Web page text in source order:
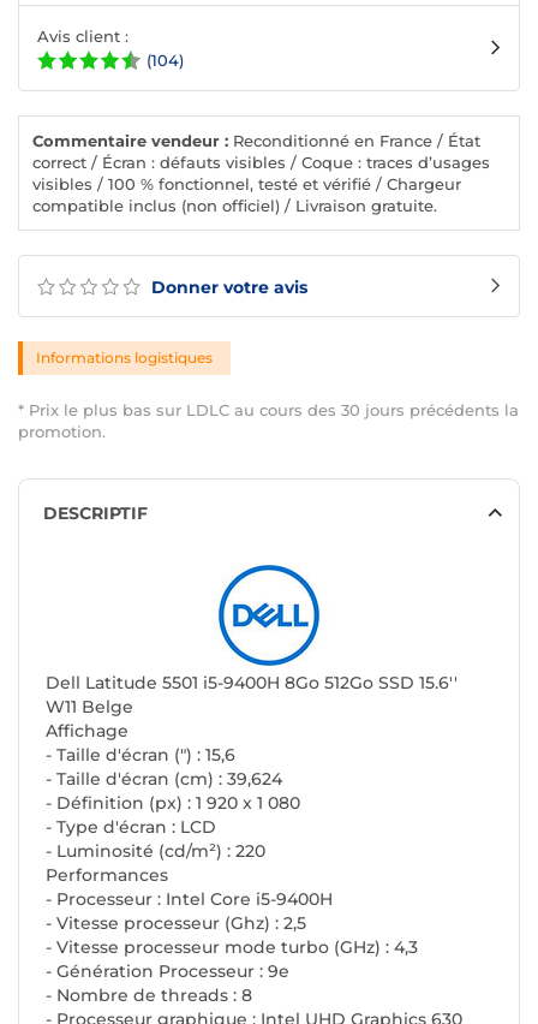
Donner votre avis
* Prix le plus bas sur LDLC au cours des 30 jours précédents la
promotion.
Avis client :
(104)
Commentaire vendeur : Reconditionné en France / État
correct / Écran : défauts visibles / Coque : traces d’usages
visibles / 100 % fonctionnel, testé et vérifié / Chargeur
compatible inclus (non officiel) / Livraison gratuite.
Informations logistiques
DESCRIPTIF
Dell Latitude 5501 i5-9400H 8Go 512Go SSD 15.6''
W11 Belge
Affichage
- Taille d'écran (") : 15,6
- Taille d'écran (cm) : 39,624
- Définition (px) : 1 920 x 1 080
- Type d'écran : LCD
- Luminosité (cd/m²) : 220
Performances
- Processeur : Intel Core i5-9400H
- Vitesse processeur (Ghz) : 2,5
- Vitesse processeur mode turbo (GHz) : 4,3
- Génération Processeur : 9e
- Nombre de threads : 8
- Processeur graphique : Intel UHD Graphics 630